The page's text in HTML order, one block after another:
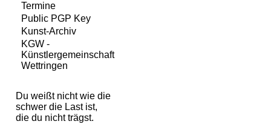
Termine
Public PGP Key
Kunst-Archiv
KGW -
Künstlergemeinschaft
Wettringen
Du weißt nicht wie die
schwer die Last ist,
die du nicht trägst.